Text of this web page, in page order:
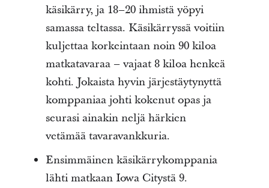
käsikärry, ja 18–20 ihmistä yöpyi
samassa teltassa. Käsikärryssä voitiin
kuljettaa korkeintaan noin 90 kiloa
matkatavaraa – vajaat 8 kiloa henkeä
kohti. Jokaista hyvin järjestäytynyttä
komppaniaa johti kokenut opas ja
seurasi ainakin neljä härkien
vetämää tavaravankkuria.
Ensimmäinen käsikärrykomppania
lähti matkaan Iowa Citystä 9.